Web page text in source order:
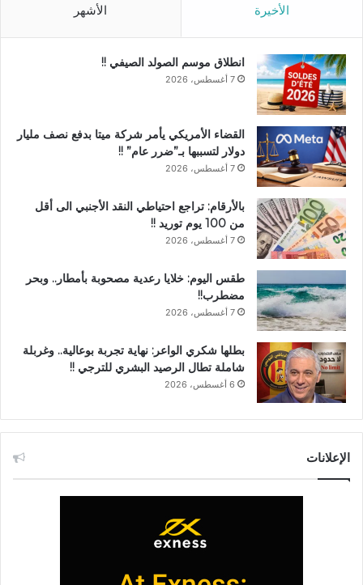
الأخيرة الأشهر
انطلاق موسم الصولد الصيفي !!
7 أغسطس، 2026
القضاء الأمريكي يأمر شركة ميتا بدفع نصف مليار
دولار لتسببها بـ”ضرر عام” !!
7 أغسطس، 2026
بالأرقام: تراجع احتياطي النقد الأجنبي الى أقل
من 100 يوم توريد !!
7 أغسطس، 2026
طقس اليوم: خلايا رعدية مصحوبة بأمطار.. وبحر
مضطرب!!
7 أغسطس، 2026
بطلها شكري الواعر: نهاية تجربة بوعالية.. وغربلة
شاملة تطال الرصيد البشري للترجي !!
6 أغسطس، 2026
الإعلانات